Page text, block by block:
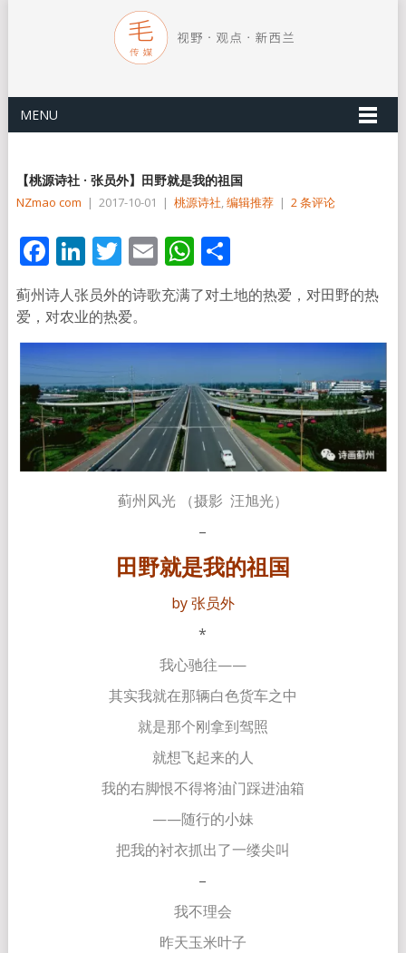
MENU
【桃源诗社 · 张员外】田野就是我的祖国
NZmao com | 2017-10-01 | 桃源诗社,编辑推荐 | 2 条评论
Facebook
LinkedIn
Twitter
EmailWhatsApp
分
享
蓟州诗人张员外的诗歌充满了对土地的热爱，对田野的热
爱，对农业的热爱。
蓟州风光 （摄影 汪旭光）
–
田野就是我的祖国
by 张员外
*
我心驰往——
其实我就在那辆白色货车之中
就是那个刚拿到驾照
就想飞起来的人
我的右脚恨不得将油门踩进油箱
——随行的小妹
把我的衬衣抓出了一缕尖叫
–
我不理会
昨天玉米叶子